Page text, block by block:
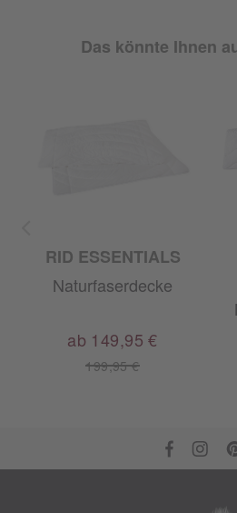
Das könnte Ihnen
RID ESSENTIALS
Naturfaserdecke
199,95 €
ab 149,95 €